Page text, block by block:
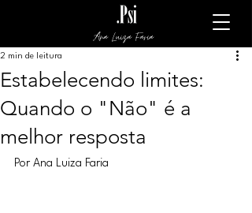
Ana Luiza Faria
Estabelecendo limites:
Quando o "Não" é a
melhor resposta
2 min de leitura
Por Ana Luiza Faria